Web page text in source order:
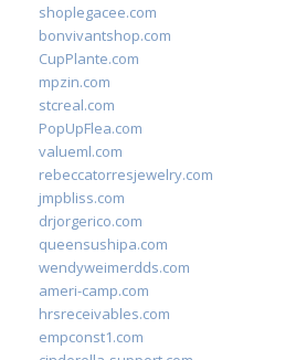
shoplegacee.com
bonvivantshop.com
CupPlante.com
mpzin.com
stcreal.com
PopUpFlea.com
valueml.com
rebeccatorresjewelry.com
jmpbliss.com
drjorgerico.com
queensushipa.com
wendyweimerdds.com
ameri-camp.com
hrsreceivables.com
empconst1.com